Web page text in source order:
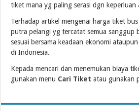
tiket mana yg paling serasi dgn keperluan
Terhadap artikel mengenai harga tiket
putra pelangi yg tercatat semua sanggup
sesuai bersama keadaan ekonomi
di Indonesia.
Kepada mencari dan menemukan biaya
gunakan menu Cari Tiket atau gunakan